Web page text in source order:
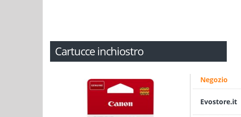
Cartucce inchiostro
Negozio
Evostore.it